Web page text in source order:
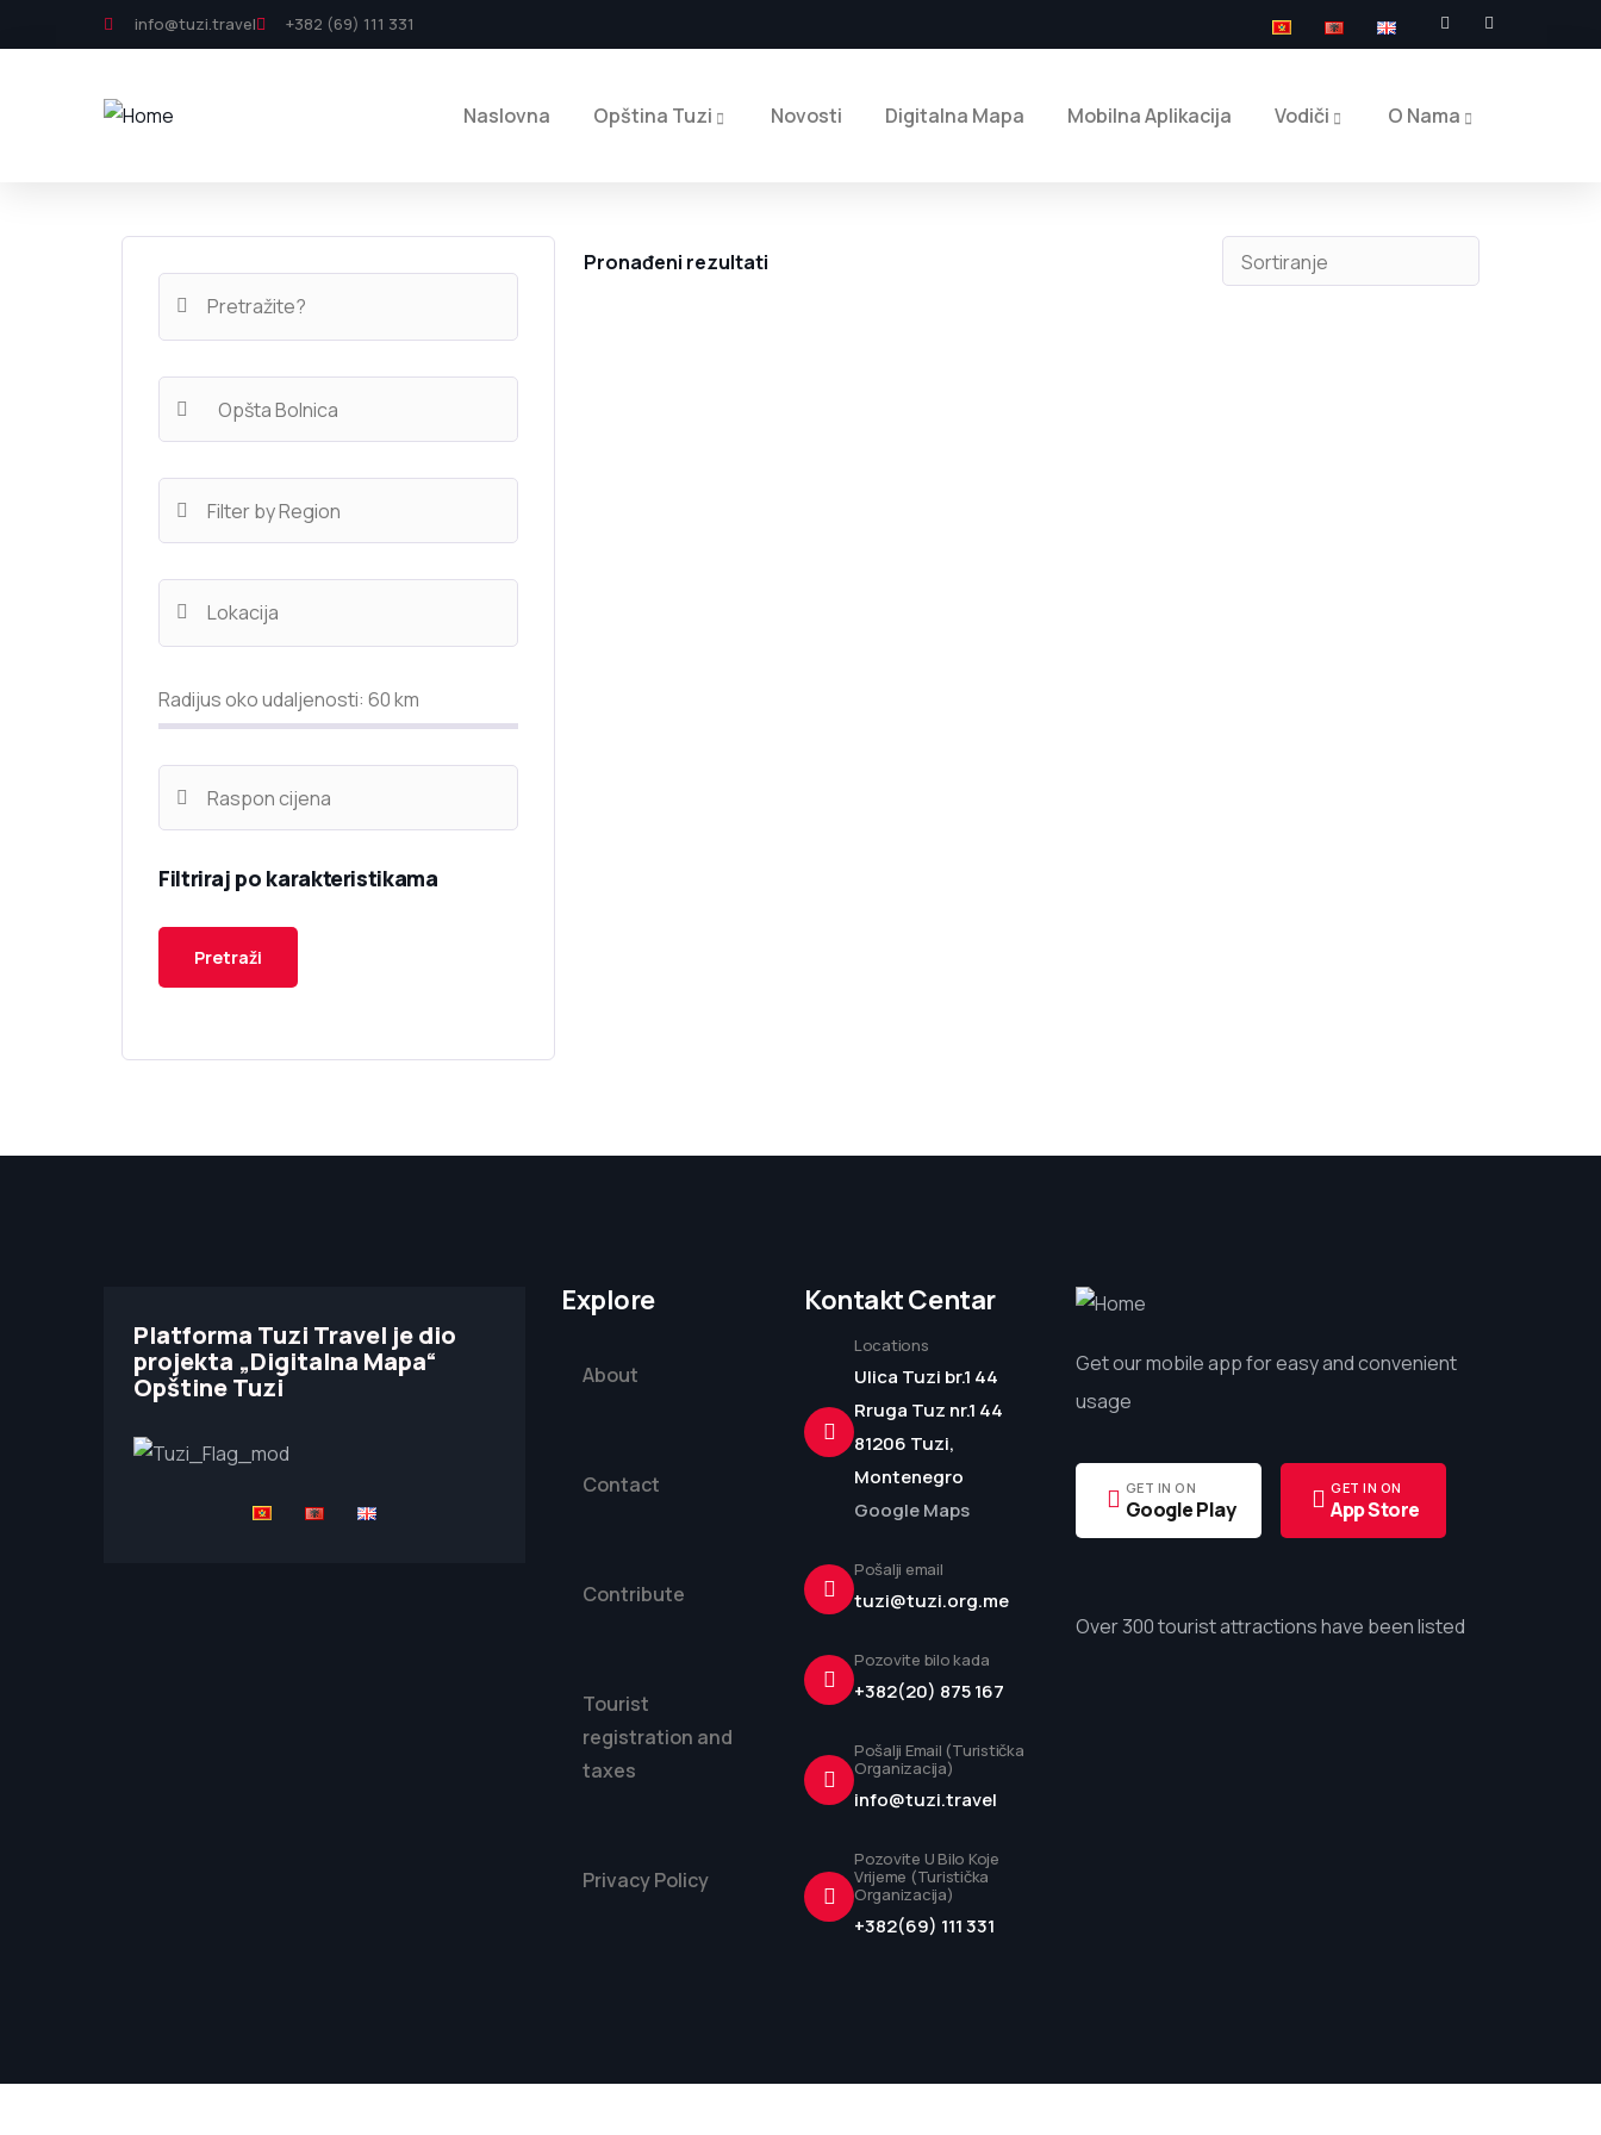
info@tuzi.travel +382 (69) 111 331
Naslovna Opština Tuzi Novosti Digitalna Mapa Mobilna Aplikacija Vodiči O Nama
Radijus oko udaljenosti: 60km
Filtriraj po karakteristikama
Pronađeni rezultati
Platforma Tuzi Travel je dio
projekta „Digitalna Mapa“
Opštine Tuzi
Explore
About
Contact
Contribute
Tourist
registration and
taxes
Privacy Policy
Kontakt Centar
Locations
Ulica Tuzi br.1 44
Rruga Tuz nr.1 44
81206 Tuzi,
Montenegro
Google Maps
Pošalji email
tuzi@tuzi.org.me
Pozovite bilo kada
+382(20) 875 167
Pošalji Email (Turistička
Organizacija)
info@tuzi.travel
Pozovite U Bilo Koje
Vrijeme (Turistička
Organizacija)
+382(69) 111 331
Get our mobile app for easy and convenient
usage
GET IN ON
Google Play
GET IN ON
App Store
Over 300 tourist attractions have been listed